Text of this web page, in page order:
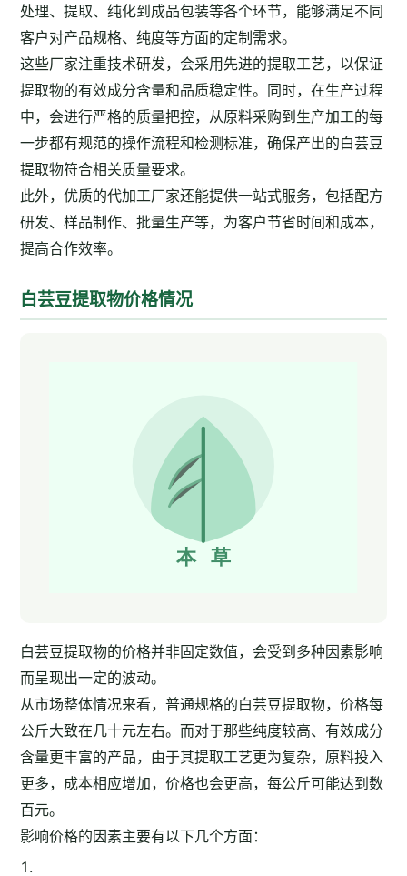
处理、提取、纯化到成品包装等各个环节，能够满足不同
客户对产品规格、纯度等方面的定制需求。
这些厂家注重技术研发，会采用先进的提取工艺，以保证
提取物的有效成分含量和品质稳定性。同时，在生产过程
中，会进行严格的质量把控，从原料采购到生产加工的每
一步都有规范的操作流程和检测标准，确保产出的白芸豆
提取物符合相关质量要求。
此外，优质的代加工厂家还能提供一站式服务，包括配方
研发、样品制作、批量生产等，为客户节省时间和成本，
提高合作效率。
白芸豆提取物价格情况
白芸豆提取物的价格并非固定数值，会受到多种因素影响
而呈现出一定的波动。
从市场整体情况来看，普通规格的白芸豆提取物，价格每
公斤大致在几十元左右。而对于那些纯度较高、有效成分
含量更丰富的产品，由于其提取工艺更为复杂，原料投入
更多，成本相应增加，价格也会更高，每公斤可能达到数
百元。
影响价格的因素主要有以下几个方面：